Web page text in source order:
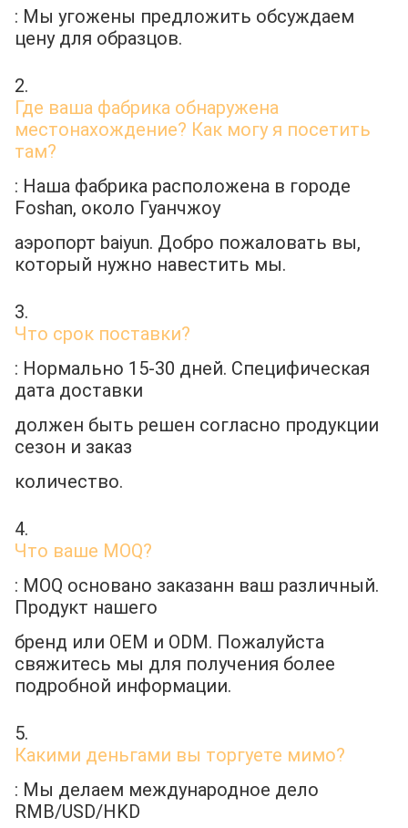
: Мы угожены предложить обсуждаем
цену для образцов.
2.
Где ваша фабрика обнаружена
местонахождение? Как могу я посетить
там?
: Наша фабрика расположена в городе
Foshan, около Гуанчжоу
аэропорт baiyun. Добро пожаловать вы,
который нужно навестить мы.
3.
Что срок поставки?
: Нормально 15-30 дней. Специфическая
дата доставки
должен быть решен согласно продукции
сезон и заказ
количество.
4.
Что ваше MOQ?
: MOQ основано заказанн ваш различный.
Продукт нашего
бренд или OEM и ODM. Пожалуйста
свяжитесь мы для получения более
подробной информации.
5.
Какими деньгами вы торгуете мимо?
: Мы делаем международное дело
RMB/USD/HKD